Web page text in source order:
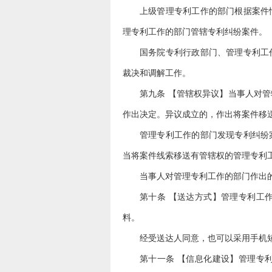
上级管理专利工作的部门根据案
理专利工作的部门管辖专利纠纷案件。
国务院专利行政部门、管理专利
裁决和调解工作。
第九条 【管辖权异议】当事人对
作出决定。异议成立的，作出将案件
管理专利工作的部门发现专利纠
当将案件线索移送有管辖权的管理专
当事人对管理专利工作的部门作
第十条 【送达方式】管理专利工
料。
经受送达人同意，也可以采用手
第十一条 【信息化建设】管理专